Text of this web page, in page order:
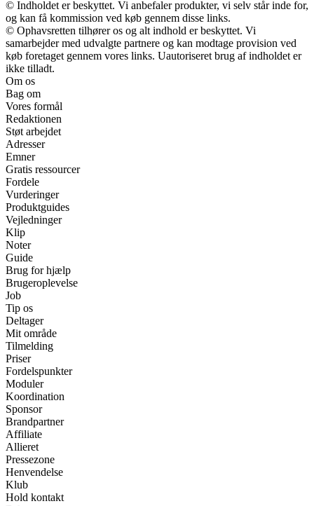
© Indholdet er beskyttet. Vi anbefaler produkter, vi selv står inde for,
og kan få kommission ved køb gennem disse links.
© Ophavsretten tilhører os og alt indhold er beskyttet. Vi
samarbejder med udvalgte partnere og kan modtage provision ved
køb foretaget gennem vores links. Uautoriseret brug af indholdet er
ikke tilladt.
Om os
Bag om
Vores formål
Redaktionen
Støt arbejdet
Adresser
Emner
Gratis ressourcer
Fordele
Vurderinger
Produktguides
Vejledninger
Klip
Noter
Guide
Brug for hjælp
Brugeroplevelse
Job
Tip os
Deltager
Mit område
Tilmelding
Priser
Fordelspunkter
Moduler
Koordination
Sponsor
Brandpartner
Affiliate
Allieret
Pressezone
Henvendelse
Klub
Hold kontakt